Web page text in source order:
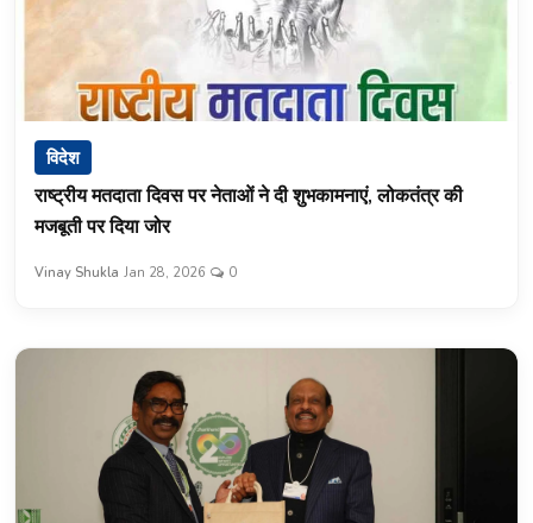
विदेश
राष्ट्रीय मतदाता दिवस पर नेताओं ने दी शुभकामनाएं, लोकतंत्र की
मजबूती पर दिया जोर
Vinay Shukla Jan 28, 2026 0